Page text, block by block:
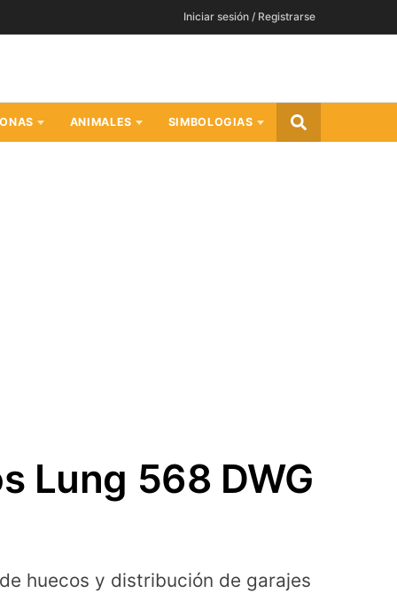
Iniciar sesión / Registrarse
ANIMALES SIMBOLOGIAS
Lung 568 DWG
huecos y distribución de garajes